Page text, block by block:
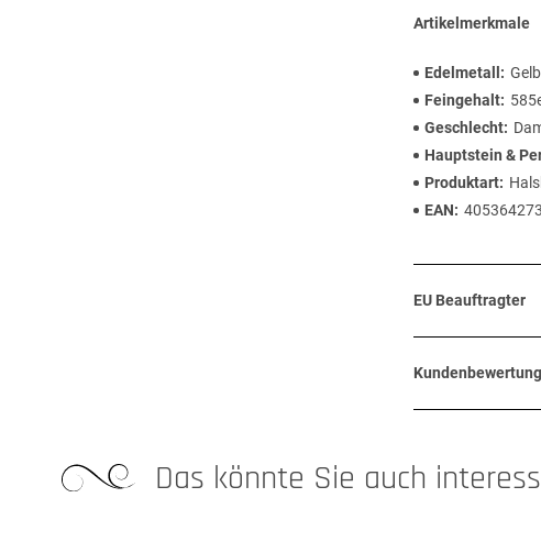
Artikelmerkmale
Edelmetall
Feingehalt
Geschlecht
Hauptstein &
Produktart
EAN
EU Beauftragter
Kundenbewertung
Das könnte Sie auch